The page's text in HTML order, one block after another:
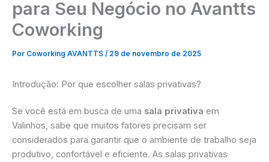
para Seu Negócio no Avantts
Coworking
Por Coworking AVANTTS / 29 de novembro de 2025
Introdução: Por que escolher salas privativas?
Se você está em busca de uma sala privativa em
Valinhos, sabe que muitos fatores precisam ser
considerados para garantir que o ambiente de trabalho seja
produtivo, confortável e eficiente. As salas privativas